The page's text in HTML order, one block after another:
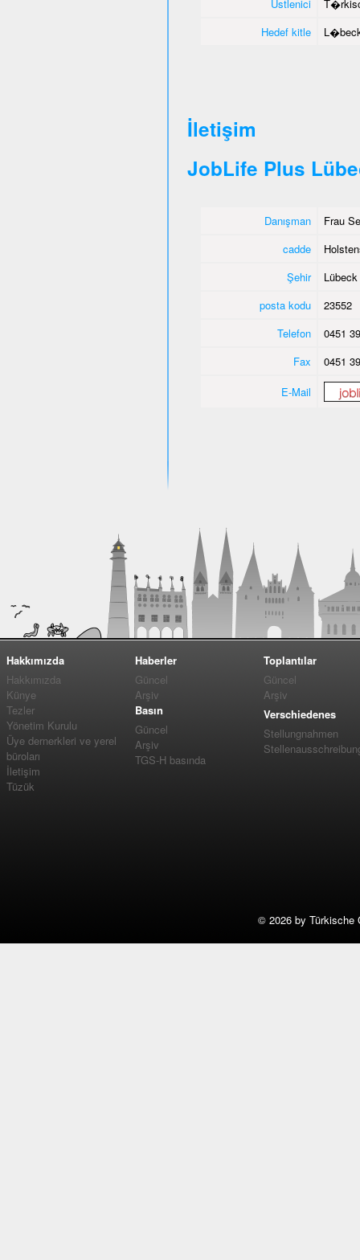
Üstlenici
Hedef kitle
İletişim
JobLife Plus
Danışman
Frau
cadde
Şehir
Lübeck
posta kodu
23552
Telefon
0451
Fax
0451
E-Mail
Hakkımızda
Hakkımızda
Künye
Tezler
Yönetim Kurulu
Üye dernerkleri ve yerel
büroları
İletişim
Tüzük
Haberler
Güncel
Arşiv
Basın
Güncel
Arşiv
TGS-H basında
Toplantılar
Güncel
Arşiv
Verschiedenes
Stellungnahmen
© 2026 by Türkische